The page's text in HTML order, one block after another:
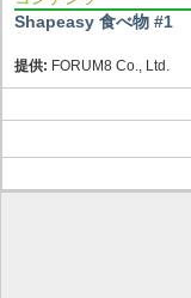
Shapeasy 食べ物 #1
提供: FORUM8 Co., Ltd.